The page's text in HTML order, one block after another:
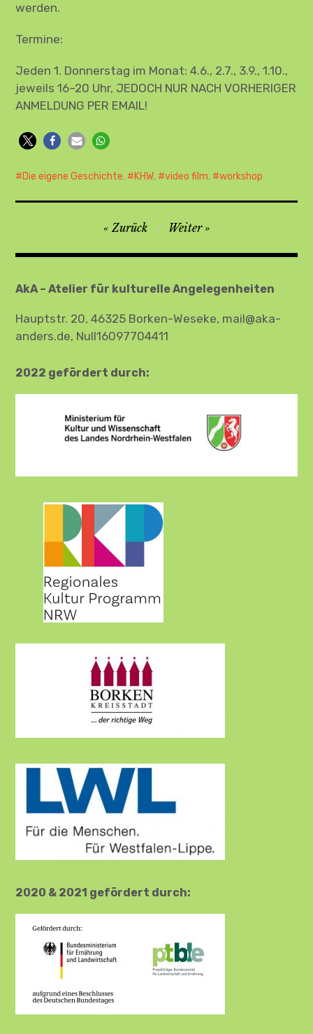
werden.
Termine:
Jeden 1. Donnerstag im Monat: 4.6., 2.7., 3.9., 1.10.,
jeweils 16–20 Uhr, JEDOCH NUR NACH VORHERIGER
ANMELDUNG PER EMAIL!
Die eigene Geschichte, KHW, video film, workshop
Beitragsnavigation
Zurück Weiter
AkA – Atelier für kulturelle Angelegenheiten
Hauptstr. 20, 46325 Borken-Weseke, mail@aka-
anders.de, Null16097704411
2022 gefördert durch:
2020 & 2021 gefördert durch: